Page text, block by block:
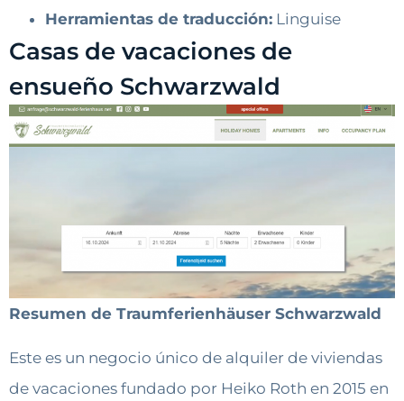
Herramientas de traducción: Linguise
Casas de vacaciones de
ensueño Schwarzwald
Resumen de Traumferienhäuser Schwarzwald
Este es un negocio único de alquiler de viviendas
de vacaciones fundado por Heiko Roth en 2015 en